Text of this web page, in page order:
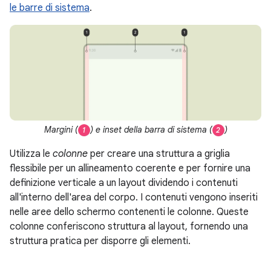
le barre di sistema.
Margini ( 1 ) e inset della barra di sistema ( 2 )
Utilizza le colonne per creare una struttura a griglia
flessibile per un allineamento coerente e per fornire una
definizione verticale a un layout dividendo i contenuti
all'interno dell'area del corpo. I contenuti vengono inseriti
nelle aree dello schermo contenenti le colonne. Queste
colonne conferiscono struttura al layout, fornendo una
struttura pratica per disporre gli elementi.